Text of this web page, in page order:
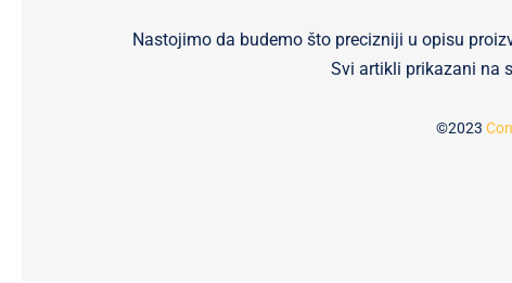
Nastojimo da budemo što precizniji u opisu
Svi artikli prikazani na
©2023